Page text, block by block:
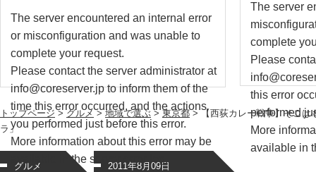
The server encountered an internal error
or misconfiguration and was unable to
complete your request.
Please contact the server administrator at
info@coreserver.jp to inform them of the
time this error occurred, and the actions
you performed just before this error.
More information about this error may be
available in the server error log.
The server
complete
Please
this error
performed
More
available in
トップページ >グルメ >地域で選ぶ >東京都> 【西荻カレー戦争】そこは
ラ」
グルメ 2011年8月09日